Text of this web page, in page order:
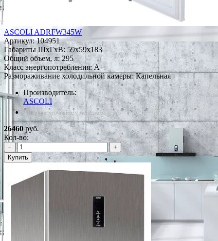
ASCOLI ADRFW345W
Артикул:104951
Габариты ШxГxВ: 59x59x183
Общий объем, л: 295
Класс энергопотребления: A+
Размораживание холодильной камеры: Капельная
Производитель:
ASCOLI
*Наличие уточняйте у менеджера
26460руб.
Кол-во:
−
+
Купить